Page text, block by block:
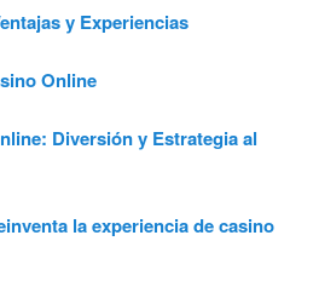
y Experiencias
Online
Diversión y Estrategia al
la experiencia de casino